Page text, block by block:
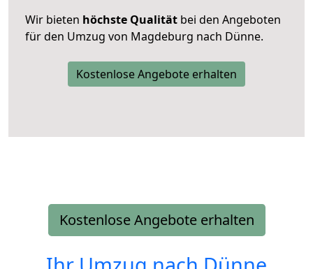
Wir bieten höchste Qualität bei den Angeboten
für den Umzug von Magdeburg nach Dünne.
Kostenlose Angebote erhalten
Kostenlose Angebote erhalten